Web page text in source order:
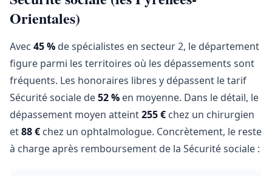
Orientales)
Avec 45 % de spécialistes en secteur 2, le département
figure parmi les territoires où les dépassements sont
fréquents. Les honoraires libres y dépassent le tarif
Sécurité sociale de52 % en moyenne. Dans le détail, le
dépassement moyen atteint255 € chez un chirurgien
et88 € chez un ophtalmologue. Concrètement, le reste
à charge après remboursement de la Sécurité sociale :